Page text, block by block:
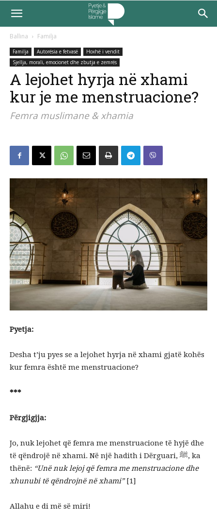
Ballina Familja
Familja Autorësia e fetvasë
Hoxhë i vendit
Sjellja, morali, emocionet dhe zbutja e zemrës
A lejohet hyrja në xhami
kur je me menstruacione?
Femra muslimane & xhamia
Pyetja:
Desha t’ju pyes se a lejohet hyrja në xhami gjatë kohës
kur femra është me menstruacione?
***
Përgjigjja:
Jo, nuk lejohet që femra me menstruacione të hyjë dhe
të qëndrojë në xhami. Në një hadith i Dërguari, ﷺ, ka
thënë: “Unë nuk lejoj që femra me menstruacione dhe
xhunubi të qëndrojnë në xhami”[1]
Allahu e di më së miri!